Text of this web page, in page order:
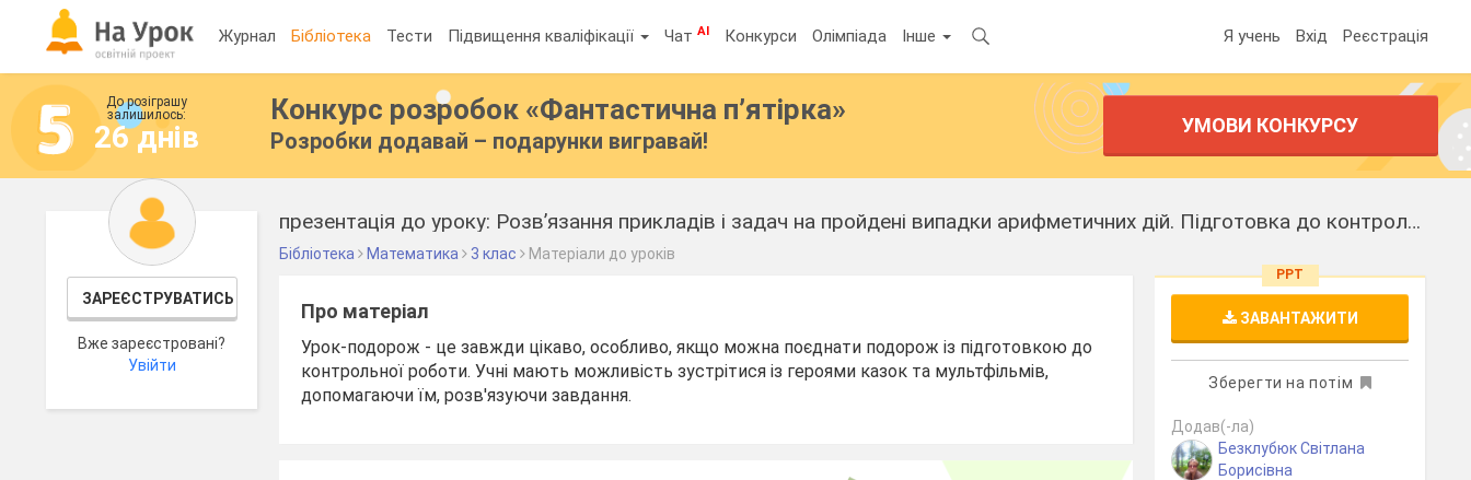
Журнал Бібліотека Тести Підвищення кваліфікації ЧатAI Конкурси Олімпіада Інше Я учень Вхід Реєстрація
До розіграшу
залишилось:
26 днів
Конкурс розробок «Фантастична п’ятірка»
Розробки додавай – подарунки вигравай!
УМОВИ КОНКУРСУ
ЗАРЕЄСТРУВАТИСЬ
Вже зареєстровані?
Увійти
презентація до уроку: Розв’язання прикладів і задач на пройдені випадки арифметичних дій. Підготовка до контрольної роботи.
Бібліотека Математика 3 клас Матеріали до уроків
Про матеріал
Урок-подорож - це завжди цікаво, особливо, якщо можна поєднати подорож із підготовкою до
контрольної роботи. Учні мають можливість зустрітися із героями казок та мультфільмів,
допомагаючи їм, розв'язуючи завдання.
PPT
ЗАВАНТАЖИТИ
Зберегти на потім
Додав(-ла)
Безклубюк Світлана
Борисівна